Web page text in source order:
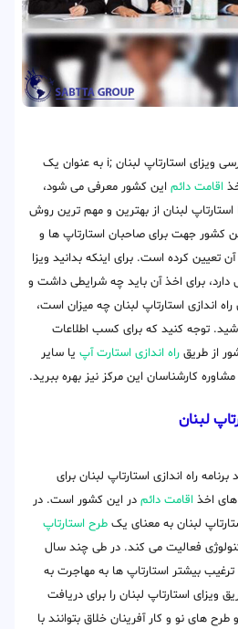
در این مقاله قصد داریم به بررسی ویزای استارتاپ لبنان ;i به عنوان یک
اقامت دائم این کشور معرفی می شود،
استارتاپ لبنان از بهترین و مهم ترین روش
کشور جهت برای صاحبان استارتاپ ها و
تعیین کرده است. برای اینکه بدانید ویزا
دارد، برای اخذ آن باید چه شرایطی داشت و
اندازی استارتاپ لبنان چه میزان است،
توجه کنید که برای کسب اطلاعات
از طریق راه اندازی استارت آپ یا سایر
کارشناسان این مرکز نیز بهره ببرید.
لبنان
راه اندازی استارتاپ لبنان برای
اخذ اقامت دائم در این کشور است. در
لبنان به معنای یک طرح استارتاپ
فعالیت می کند. در طی چند سال
بیشتر استارتاپ ها به مهاجرت به
استارتاپ لبنان را برای دریافت
های نو و کار آفرینان خلاق بتوانند با